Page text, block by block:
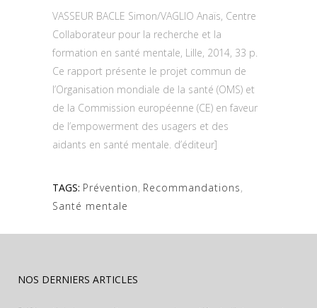
VASSEUR BACLE Simon/VAGLIO Anaïs, Centre
Collaborateur pour la recherche et la
formation en santé mentale, Lille, 2014, 33 p.
Ce rapport présente le projet commun de
l’Organisation mondiale de la santé (OMS) et
de la Commission européenne (CE) en faveur
de l’empowerment des usagers et des
aidants en santé mentale. d’éditeur]
TAGS: Prévention, Recommandations,
Santé mentale
NOS DERNIERS ARTICLES